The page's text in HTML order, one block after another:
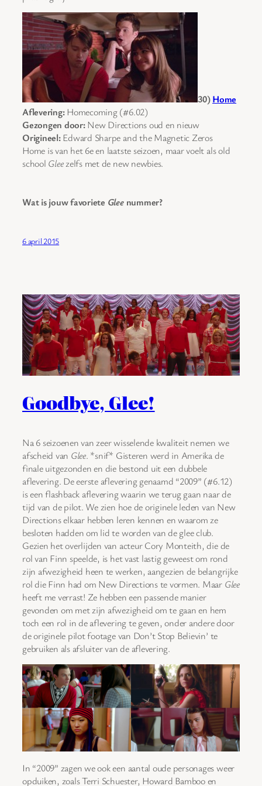
30)Home
Aflevering:Homecoming (#6.02)
Gezongen door:New Directions oud en nieuw
Origineel:Edward Sharpe and the Magnetic Zeros
Home is van het 6e en laatste seizoen, maar voelt als old
school Gleezelfs met de new newbies.
Wat is jouw favoriete Gleenummer?
6 april 2015
Goodbye, Glee!
Na 6 seizoenen van zeer wisselende kwaliteit nemen we
afscheid van Glee. *snif* Gisteren werd in Amerika de
finale uitgezonden en die bestond uit een dubbele
aflevering. De eerste aflevering genaamd “2009” (#6.12)
is een flashback aflevering waarin we terug gaan naar de
tijd van de pilot. We zien hoe de originele leden van New
Directions elkaar hebben leren kennen en waarom ze
besloten hadden om lid te worden van de glee club.
Gezien het overlijden van acteur Cory Monteith, die de
rol van Finn speelde, is het vast lastig geweest om rond
zijn afwezigheid heen te werken, aangezien de belangrijke
rol die Finn had om New Directions te vormen. Maar Glee
heeft me verrast! Ze hebben een passende manier
gevonden om met zijn afwezigheid om te gaan en hem
toch een rol in de aflevering te geven, onder andere door
de originele pilot footage van Don’t Stop Believin’ te
gebruiken als afsluiter van de aflevering.
In “2009” zagen we ook een aantal oude personages weer
opduiken, zoals Terri Schuester, Howard Bamboo en